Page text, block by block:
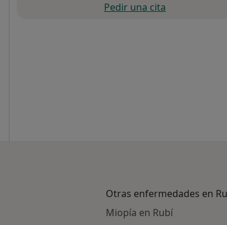
Pedir una cita
Otras enfermedades en
Miopía en Rubí